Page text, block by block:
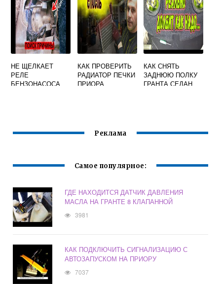
НЕ ЩЕЛКАЕТ
РЕЛЕ
БЕНЗОНАСОСА
КАК ПРОВЕРИТЬ
РАДИАТОР ПЕЧКИ
ПРИОРА
КАК СНЯТЬ
ЗАДНЮЮ ПОЛКУ
ГРАНТА СЕДАН
Реклама
Самое популярное:
ГДЕ НАХОДИТСЯ ДАТЧИК ДАВЛЕНИЯ
МАСЛА НА ГРАНТЕ 8 КЛАПАННОЙ
3981
КАК ПОДКЛЮЧИТЬ СИГНАЛИЗАЦИЮ С
АВТОЗАПУСКОМ НА ПРИОРУ
7037